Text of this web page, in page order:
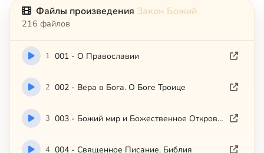
Файлы произведения Закон Божий
216 файлов
1 001 - О Православии
2 002 - Вера в Бога. О Боге Троице
3 003 - Божий мир и Божественное Откровение
4 004 - Священное Писание. Библия